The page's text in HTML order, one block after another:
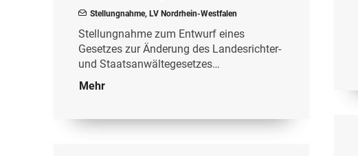
Stellungnahme, LV Nordrhein-Westfalen
Stellungnahme zum Entwurf eines
Gesetzes zur Änderung des Landesrichter-
und Staatsanwältegesetzes…
Mehr